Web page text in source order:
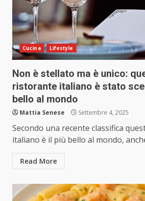
Cucina Lifestyle
Non è stellato ma è unico:
ristorante italiano è stato
bello al mondo
Mattia Senese Settembre 4, 2025
Secondo una recente classifica
italiano è il più bello al mondo,
Read More